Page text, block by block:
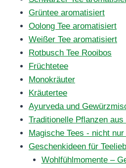
Grüntee aromatisiert
Oolong Tee aromatisiert
Weißer Tee aromatisiert
Rotbusch Tee Rooibos
Früchtetee
Monokräuter
Kräutertee
Ayurveda und
Traditionelle Pflanzen
Magische Tees - nicht
Geschenkideen für
Wohlfühlmomente –